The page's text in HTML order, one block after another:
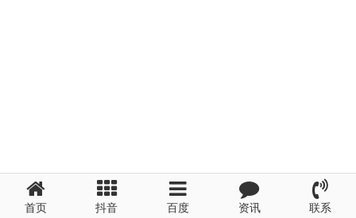
首页 抖音 百度 资讯 联系